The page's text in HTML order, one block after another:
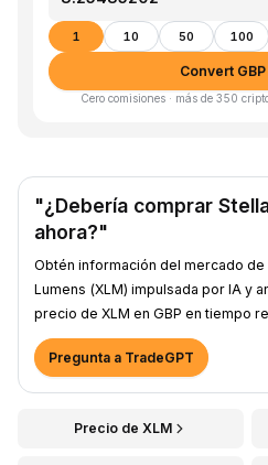
1 10 50 100
Convert
Cero comisiones · más de 350
"¿Debería comprar
ahora?"
Obtén información del mercado de
Lumens (XLM) impulsada por IA y
precio de XLM en GBP en tiempo
Pregunta a TradeGPT
Precio de XLM